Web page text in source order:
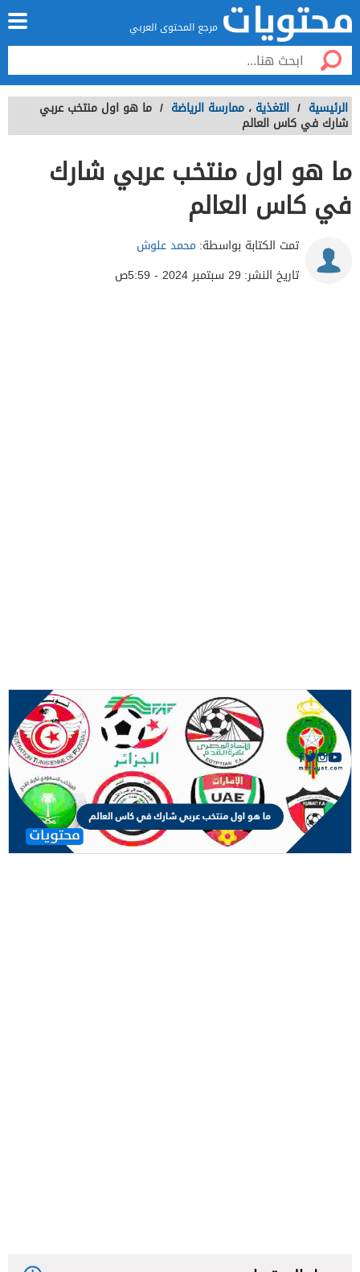
مرجع المحتوى العربي
الرئيسية / التغذية ، ممارسة الرياضة / ما هو اول منتخب عربي
شارك في كاس العالم
ما هو اول منتخب عربي شارك
في كاس العالم
تمت الكتابة بواسطة: محمد علوش
تاريخ النشر: 29 سبتمبر 2024 - 5:59ص